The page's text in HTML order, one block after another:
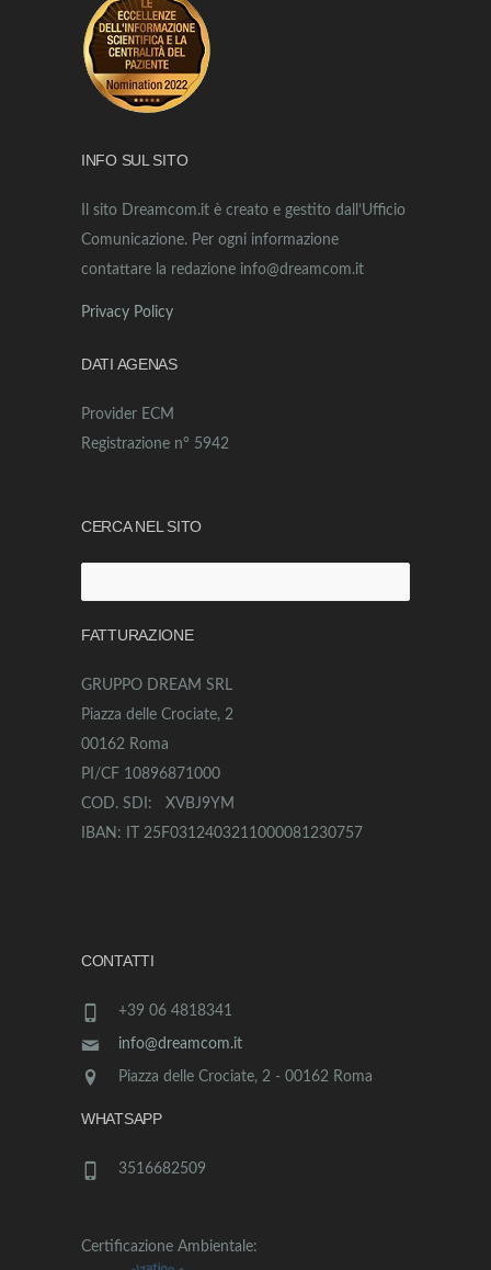
INFO SUL SITO
Il sito Dreamcom.it è creato e gestito dall’Ufficio
Comunicazione. Per ogni informazione
contattare la redazione info@dreamcom.it
Privacy Policy
DATI AGENAS
Provider ECM
Registrazione n° 5942
CERCA NEL SITO
per:
FATTURAZIONE
GRUPPO DREAM SRL
Piazza delle Crociate, 2
00162 Roma
PI/CF 10896871000
COD. SDI: XVBJ9YM
IBAN: IT 25F0312403211000081230757
CONTATTI
+39 06 4818341
info@dreamcom.it
Piazza delle Crociate, 2 - 00162 Roma
WHATSAPP
3516682509
Certificazione Ambientale: